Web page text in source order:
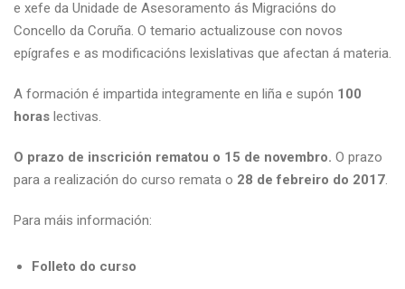
e xefe da Unidade de Asesoramento ás Migracións do
Concello da Coruña. O temario actualizouse con novos
epígrafes e as modificacións lexislativas que afectan á materia.
A formación é impartida integramente en liña e supón 100
horas lectivas.
O prazo de inscrición rematou o 15 de novembro. O prazo
para a realización do curso remata o 28 de febreiro do 2017.
Para máis información:
Folleto do curso